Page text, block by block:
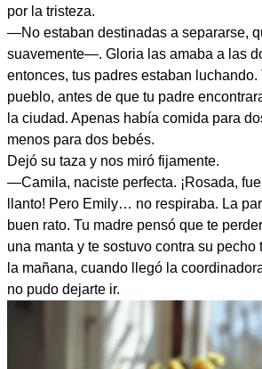
por la tristeza.
—No estaban destinadas a separarse,
suavemente—. Gloria las amaba a las
entonces, tus padres estaban luchando.
pueblo, antes de que tu padre
la ciudad. Apenas había comida para
menos para dos bebés.
Dejó su taza y nos miró fijamente.
—Camila, naciste perfecta. ¡Rosada,
llanto! Pero Emily… no respiraba. La
buen rato. Tu madre pensó que te
una manta y te sostuvo contra su pecho
la mañana, cuando llegó la
no pudo dejarte ir.